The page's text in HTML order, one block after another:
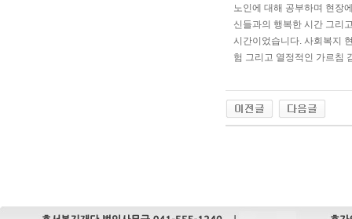
노인에 대해 공부하며 현장
신들과의 행복한 시간 그리
시간이었습니다. 사회복지
험 그리고 열정적인 가르침